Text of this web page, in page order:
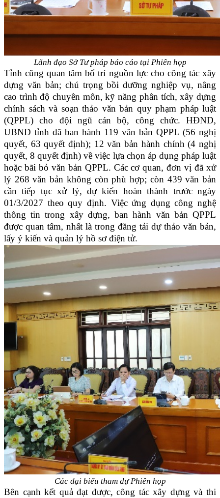
Lãnh đạo Sở Tư pháp báo cáo tại Phiên họp
Tỉnh cũng quan tâm bố trí nguồn lực cho công tác xây
dựng văn bản; chú trọng bồi dưỡng nghiệp vụ, nâng
cao trình độ chuyên môn, kỹ năng phân tích, xây dựng
chính sách và soạn thảo văn bản quy phạm pháp luật
(QPPL) cho đội ngũ cán bộ, công chức. HĐND,
UBND tỉnh đã ban hành 119 văn bản QPPL (56 nghị
quyết, 63 quyết định); 12 văn bản hành chính (4 nghị
quyết, 8 quyết định) về việc lựa chọn áp dụng pháp luật
hoặc bãi bỏ văn bản QPPL. Các cơ quan, đơn vị đã xử
lý 268 văn bản không còn phù hợp; còn 439 văn bản
cần tiếp tục xử lý, dự kiến hoàn thành trước ngày
01/3/2027 theo quy định. Việc ứng dụng công nghệ
thông tin trong xây dựng, ban hành văn bản QPPL
được quan tâm, nhất là trong đăng tải dự thảo văn bản,
lấy ý kiến và quản lý hồ sơ điện tử.
Các đại biểu tham dự Phiên họp
Bên cạnh kết quả đạt được, công tác xây dựng và thi